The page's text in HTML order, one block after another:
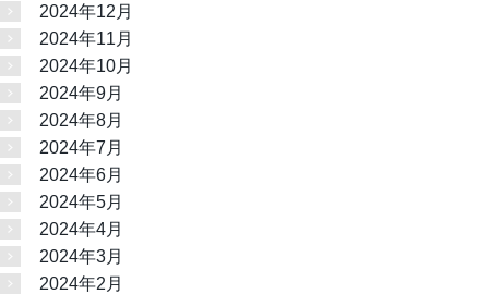
2024年12月
2024年11月
2024年10月
2024年9月
2024年8月
2024年7月
2024年6月
2024年5月
2024年4月
2024年3月
2024年2月